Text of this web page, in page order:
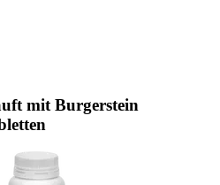
mit Burgerstein